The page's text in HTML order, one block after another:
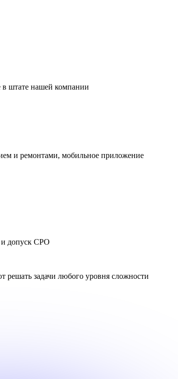
в штате нашей компании
и ремонтами, мобильное приложение
и допуск СРО
задачи любого уровня сложности